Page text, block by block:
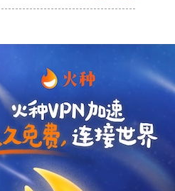
支持 [0] 反对[0]